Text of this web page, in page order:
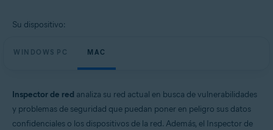
Productos:
Avast Free Antivirus 24.x para Windows
Avast Premium Security 15.x para Mac
Sistemas operativos:
Microsoft Windows 11 Home/Pro/Enterprise/Education
Su dispositivo:
WINDOWS PC MAC
Inspector de red analiza su red actual en busca de vulnerabilidades
y problemas de seguridad que puedan poner en peligro sus datos
confidenciales o los dispositivos de la red. Además, el Inspector de